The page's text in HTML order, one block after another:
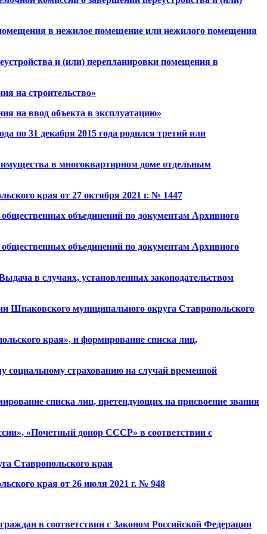
в нежилое помещение или нежилого помещения
и (или) перепланировки помещения в
на строительство»
на ввод объекта в эксплуатацию»
по 31 декабря 2015 года родился третий или
в многоквартирном доме отдельным
края от 27 октября 2021 г. № 1447
объединений по документам Архивного
объединений по документам Архивного
в случаях, установленных законодательством
Шпаковского муниципального округа Ставропольского
края», и формирование списка лиц,
социальному страхованию на случай временной
списка лиц, претендующих на присвоение звания
«Почетный донор СССР» в соответствии с
Ставропольского края
края от 26 июля 2021 г. № 948
в соответствии с Законом Российской Федерации